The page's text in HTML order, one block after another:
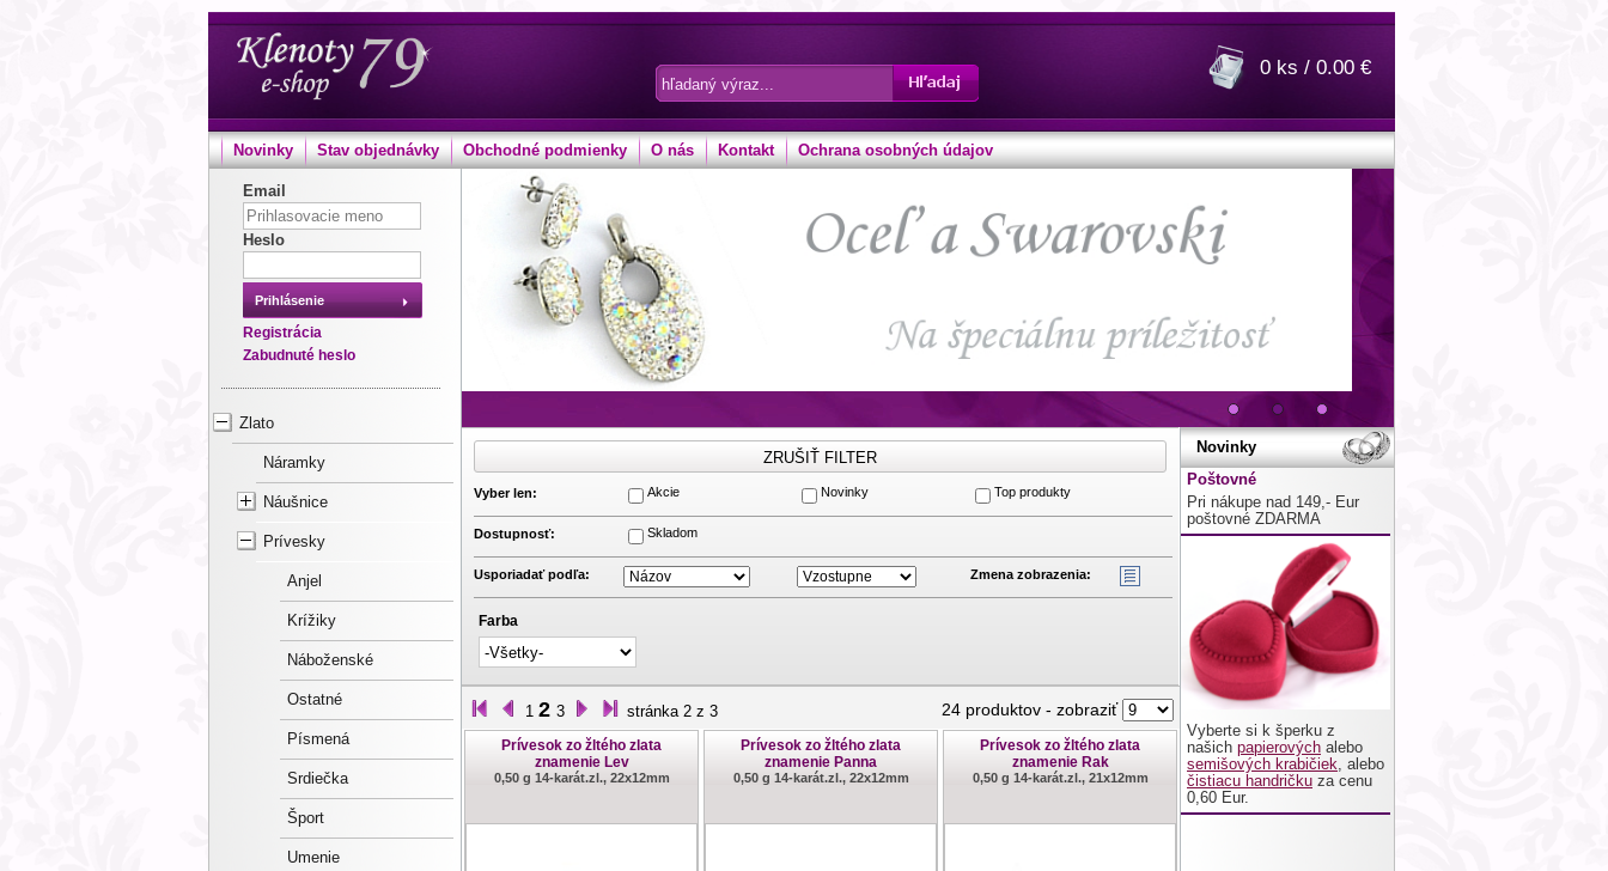
0 ks / 0.00 €
Novinky Stav objednávky Obchodné podmienky O nás Kontakt Ochrana osobných údajov
Email
Heslo
Prihlásenie
Registrácia
Zabudnuté heslo
Zlato
Náramky
Náušnice
Prívesky
Anjel
Krížiky
Náboženské
Ostatné
Písmená
Srdiečka
Šport
Umenie
Vyber len: Akcie Novinky Top produkty
Dostupnosť: Skladom
Usporiadať podľa: Zmena zobrazenia:
Farba
1 2 3 stránka 2 z 3 24 produktov - zobraziť
Prívesok zo žltého zlata
znamenie Lev
0,50 g 14-karát.zl., 22x12mm
Prívesok zo žltého zlata
znamenie Panna
0,50 g 14-karát.zl., 22x12mm
Prívesok zo žltého zlata
znamenie Rak
0,50 g 14-karát.zl., 21x12mm
Novinky
Poštovné
Pri nákupe nad 149,- Eur
poštovné ZDARMA
Vyberte si k šperku z
našich papierových alebo
semišových krabičiek, alebo
čistiacu handričku za cenu
0,60 Eur.